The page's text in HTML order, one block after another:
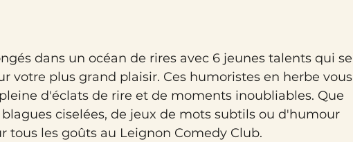
dans un océan de rires avec 6 jeunes talents qui se
votre plus grand plaisir. Ces humoristes en herbe vous
d'éclats de rire et de moments inoubliables. Que
ciselées, de jeux de mots subtils ou d'humour
tous les goûts au Leignon Comedy Club.